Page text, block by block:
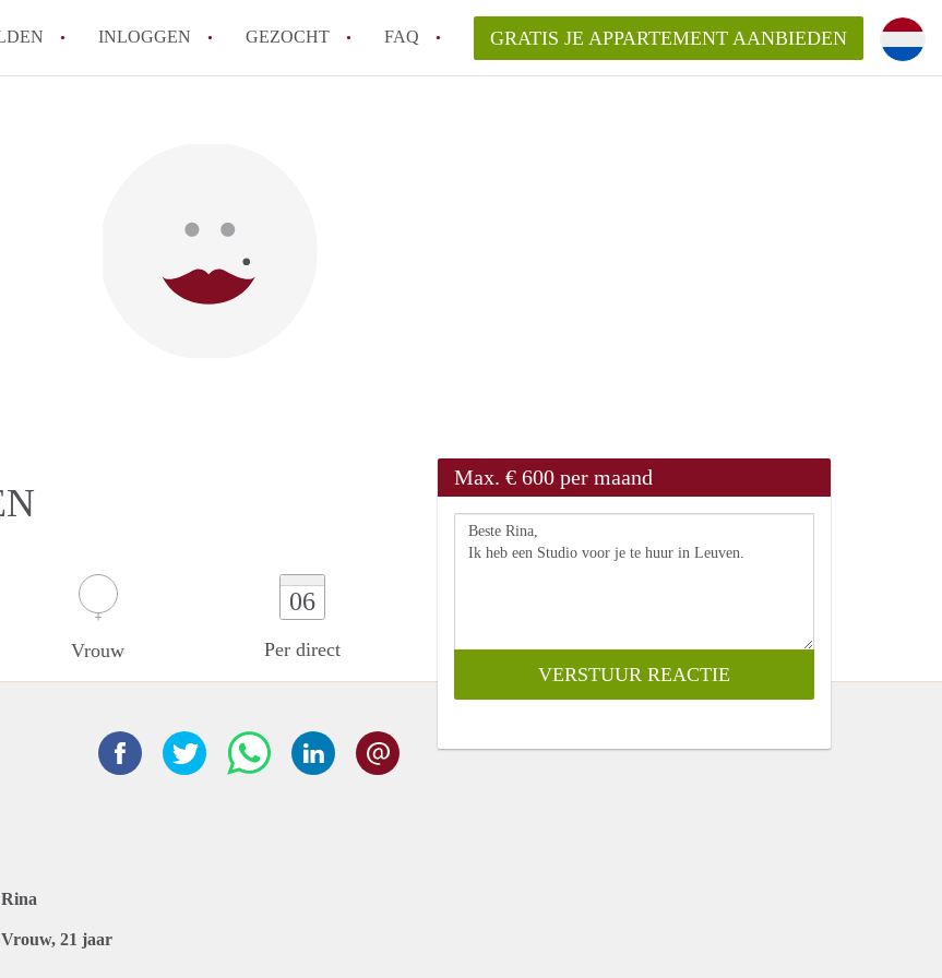
INLOGGEN GEZOCHT FAQ
Wat is de privacyverklaring van AppartementenLeuven?
Berekent AppartementenLeuven
makelaarsvergoeding/bemiddelingsvergoeding?
GRATIS JE APPARTEMENT AANBIEDEN
Vrouw
06
Per direct
Max. € 600 per maand
Rina
Vrouw, 21 jaar